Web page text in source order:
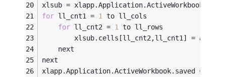
xlsub =
for ll_cnt1 = 1
to ll_cols
for ll_cnt2 = 1
to ll_rows
xlsub.cells[ll_cnt2,ll_cnt1] =
	next
next
xlapp.Application.ActiveWorkbook.saved =